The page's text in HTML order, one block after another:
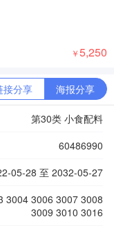
￥5,250
接分享 海报分享
第30类 小食配料
60486990
05-28 至 2032-05-27
3004 3006 3007 3008
3009 3010 3016